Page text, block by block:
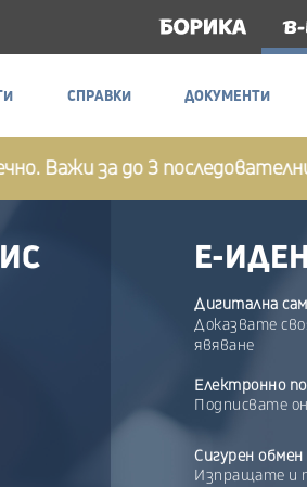
СПРАВКИ
ДОКУМЕНТИ
за до 3 последователни
Е-
Дигитална
Доказвате
явяване
Електронно
Подписвате
Сигурен
Изпращате и